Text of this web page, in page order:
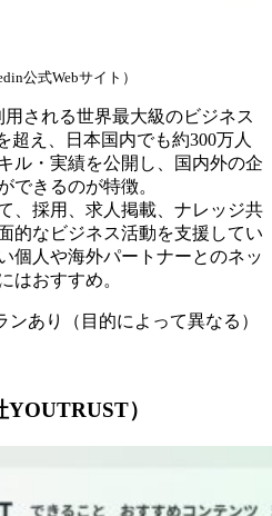
公式Webサイト）
される世界最大級のビジネス
超え、日本国内でも約300万人
ル・実績を公開し、国内外の企
できるのが特徴。
、採用、求人掲載、ナレッジ共
的なビジネス活動を支援してい
個人や海外パートナーとのネッ
はおすすめ。
あり（目的によって異なる）
）